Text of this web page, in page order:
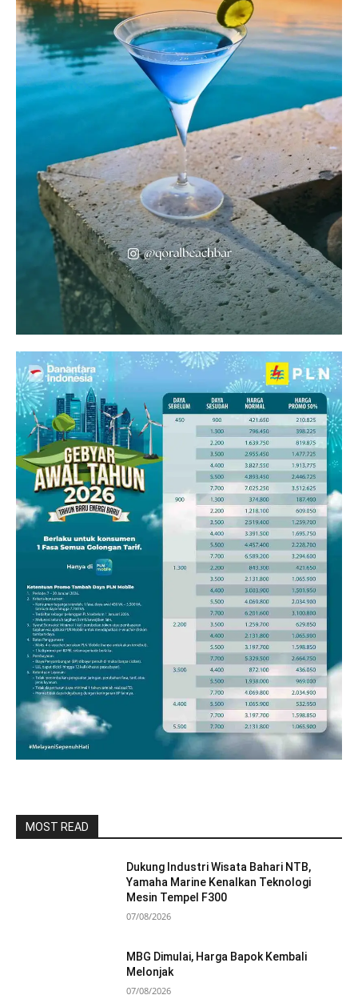
MOST READ
Dukung Industri Wisata Bahari NTB,
Yamaha Marine Kenalkan Teknologi
Mesin Tempel F300
07/08/2026
MBG Dimulai, Harga Bapok Kembali
Melonjak
07/08/2026